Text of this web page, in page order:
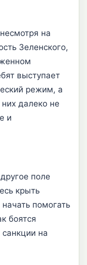
на
Зеленского,
выступает
режим, а
далеко не
и
поле
крыть
помогать
боятся
на